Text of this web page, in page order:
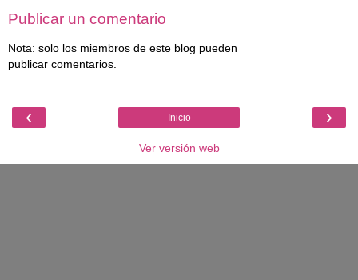
Publicar un comentario
Nota: solo los miembros de este blog pueden
publicar comentarios.
‹ ›
Inicio
Ver versión web